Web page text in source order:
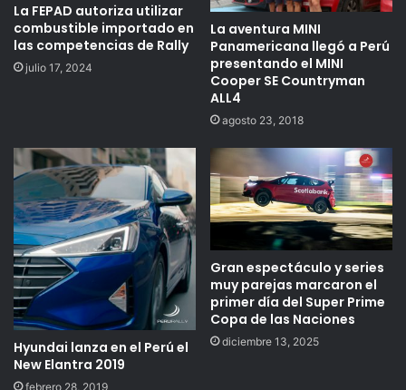
La FEPAD autoriza utilizar
combustible importado en
las competencias de Rally
julio 17, 2024
La aventura MINI
Panamericana llegó a Perú
presentando el MINI
Cooper SE Countryman
ALL4
agosto 23, 2018
Hyundai lanza en el Perú el
New Elantra 2019
febrero 28, 2019
Gran espectáculo y series
muy parejas marcaron el
primer día del Super Prime
Copa de las Naciones
diciembre 13, 2025